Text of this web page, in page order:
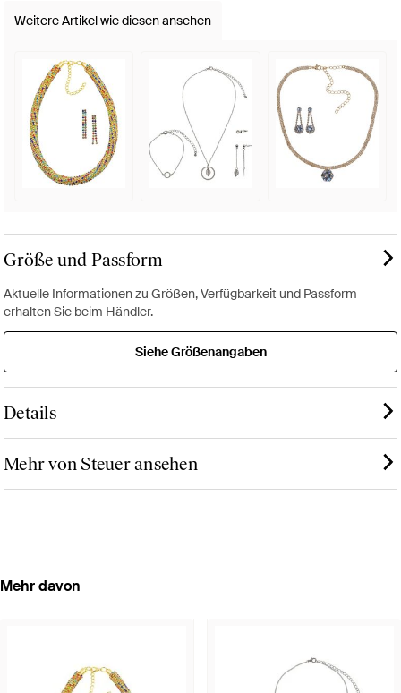
Weitere Artikel wie diesen ansehen
Größe und Passform
Aktuelle Informationen zu Größen, Verfügbarkeit und Passform
erhalten Sie beim Händler.
Siehe Größenangaben
Details
Mehr von Steuer ansehen
Mehr davon